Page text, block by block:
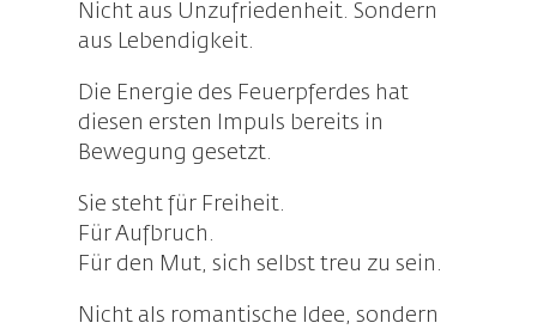
Nicht aus Unzufriedenheit. Sondern
aus Lebendigkeit.
Die Energie des Feuerpferdes hat
diesen ersten Impuls bereits in
Bewegung gesetzt.
Sie steht für Freiheit.
Für Aufbruch.
Für den Mut, sich selbst treu zu sein.
Nicht als romantische Idee, sondern